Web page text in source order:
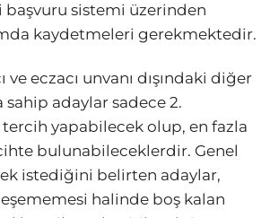
sistemi üzerinden
kaydetmeleri gerekmektedir.
ve eczacı unvanı dışındaki diğer
sahip adaylar sadece 2.
yapabilecek olup, en fazla
bulunabileceklerdir. Genel
istediğini belirten adaylar,
halinde boş kalan